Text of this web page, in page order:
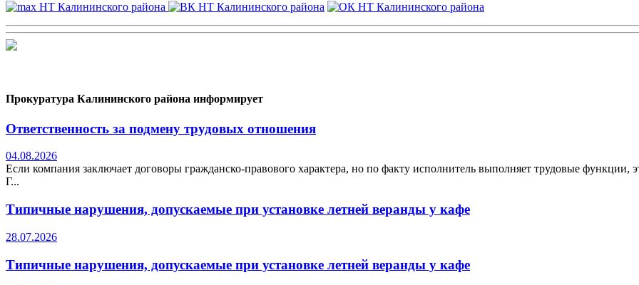
Прокуратура Калининского района информирует
Ответственность за подмену трудовых отношения
04.08.2026
Если компания заключает договоры гражданско-правового характера, но по факту исполнитель выполняет трудовые функции,
Г...
Типичные нарушения, допускаемые при установке летней веранды у кафе
28.07.2026
Типичные нарушения, допускаемые при установке летней веранды у кафе